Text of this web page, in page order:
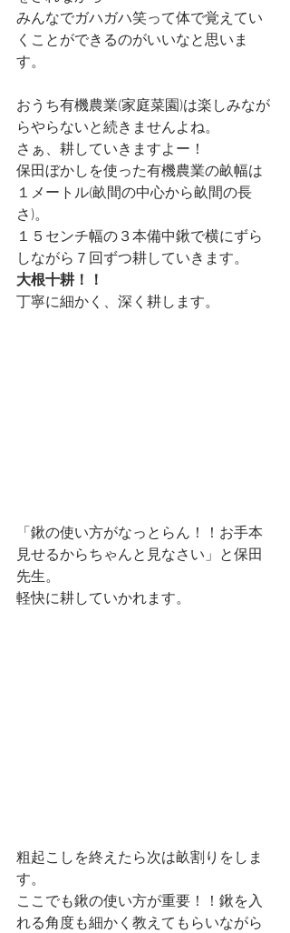
みんなでガハガハ笑って体で覚えてい
くことができるのがいいなと思いま
す。
おうち有機農業(家庭菜園)は楽しみなが
らやらないと続きませんよね。
さぁ、耕していきますよー！
保田ぼかしを使った有機農業の畝幅は
１メートル(畝間の中心から畝間の長
さ)。
１５センチ幅の３本備中鍬で横にずら
しながら７回ずつ耕していきます。
大根十耕！！
丁寧に細かく、深く耕します。
「鍬の使い方がなっとらん！！お手本
見せるからちゃんと見なさい」と保田
先生。
軽快に耕していかれます。
粗起こしを終えたら次は畝割りをしま
す。
ここでも鍬の使い方が重要！！鍬を入
れる角度も細かく教えてもらいながら